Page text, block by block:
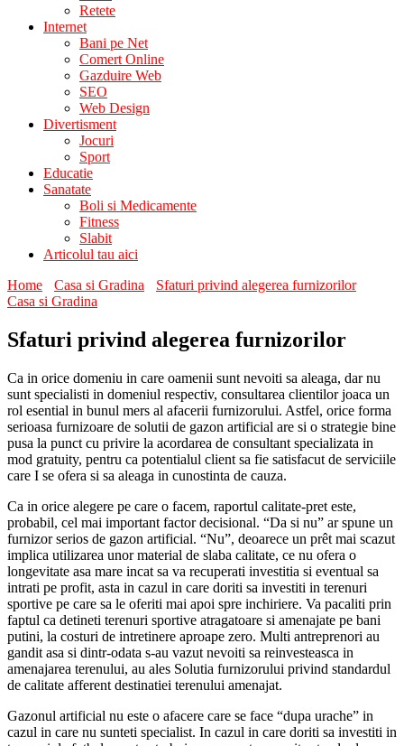
Retete
Internet
Bani pe Net
Comert Online
Gazduire Web
SEO
Web Design
Divertisment
Jocuri
Sport
Educatie
Sanatate
Boli si Medicamente
Fitness
Slabit
Articolul tau aici
Home
Casa si Gradina
Sfaturi privind alegerea furnizorilor
Casa si Gradina
Sfaturi privind alegerea furnizorilor
Ca in orice domeniu in care oamenii sunt nevoiti sa aleaga, dar nu
sunt specialisti in domeniul respectiv, consultarea clientilor joaca un
rol esential in bunul mers al afacerii furnizorului. Astfel, orice forma
serioasa furnizoare de solutii de gazon artificial are si o strategie bine
pusa la punct cu privire la acordarea de consultant specializata in
mod gratuity, pentru ca potentialul client sa fie satisfacut de serviciile
care I se ofera si sa aleaga in cunostinta de cauza.
Ca in orice alegere pe care o facem, raportul calitate-pret este,
probabil, cel mai important factor decisional. “Da si nu” ar spune un
furnizor serios de gazon artificial. “Nu”, deoarece un prêt mai scazut
implica utilizarea unor material de slaba calitate, ce nu ofera o
longevitate asa mare incat sa va recuperati investitia si eventual sa
intrati pe profit, asta in cazul in care doriti sa investiti in terenuri
sportive pe care sa le oferiti mai apoi spre inchiriere. Va pacaliti prin
faptul ca detineti terenuri sportive atragatoare si amenajate pe bani
putini, la costuri de intretinere aproape zero. Multi antreprenori au
gandit asa si dintr-odata s-au vazut nevoiti sa reinvesteasca in
amenajarea terenului, au ales Solutia furnizorului privind standardul
de calitate afferent destinatiei terenului amenajat.
Gazonul artificial nu este o afacere care se face “dupa urache” in
cazul in care nu sunteti specialist. In cazul in care doriti sa investiti in